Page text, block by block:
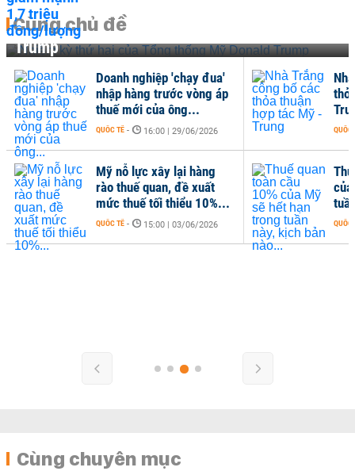
Cùng chủ đề
Nhiệm kỳ thứ hai của Tổng thống Mỹ Donald
Trump
QUỐC
Doanh nghiệp 'chạy đua'
nhập hàng trước vòng áp
thuế mới của ông...
QUỐC TẾ - 16:00 | 29/06/2026
Mỹ nỗ lực xây lại hàng
rào thuế quan, đề xuất
mức thuế tối thiểu 10%...
QUỐC TẾ - 15:00 | 03/06/2026
QUỐC
Cùng chuyên mục